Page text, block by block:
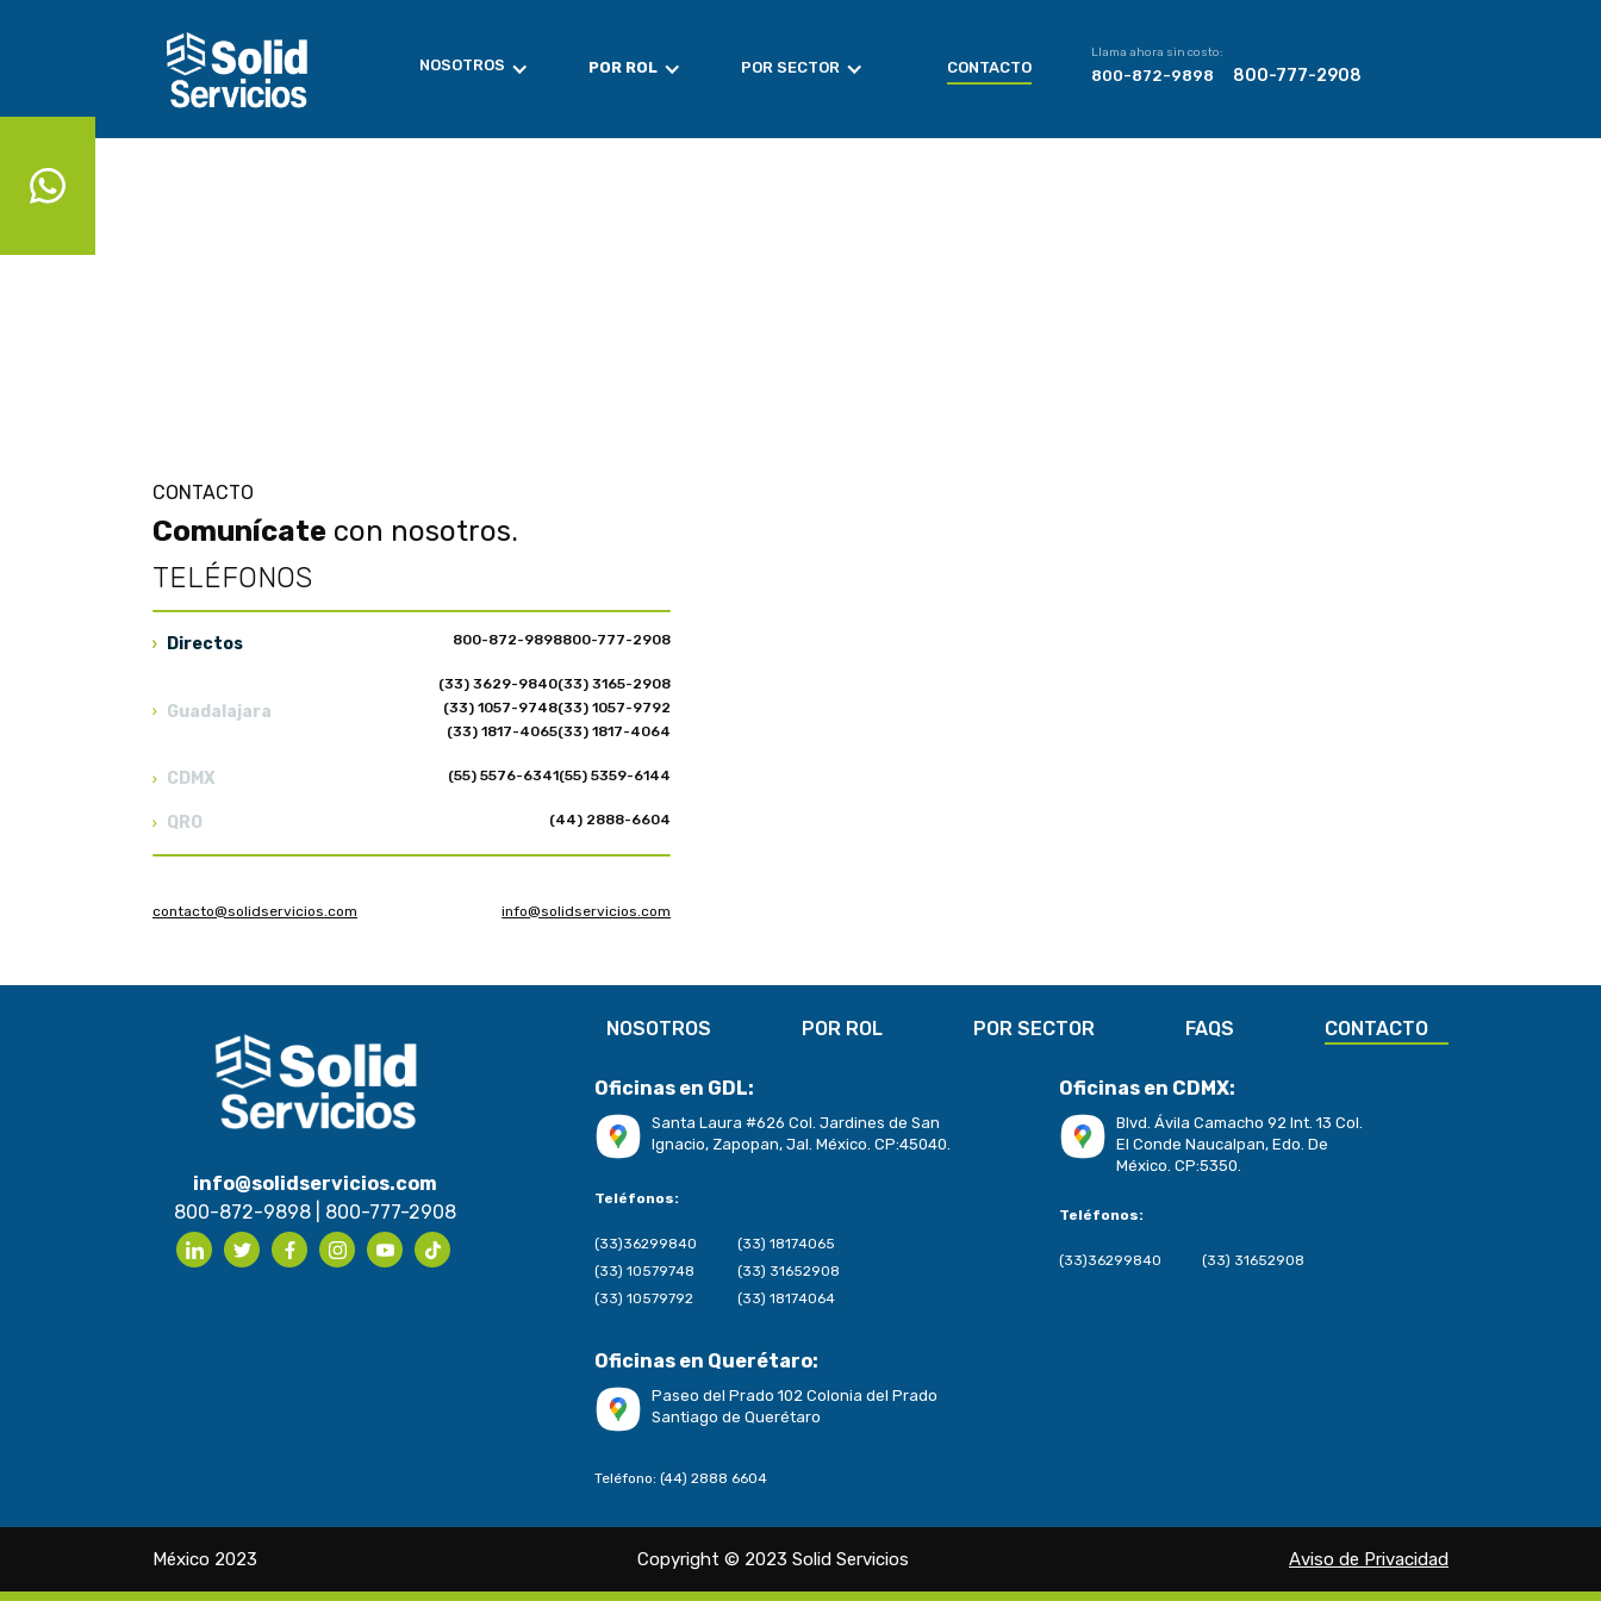
NOSOTROS POR ROL POR SECTOR CONTACTO
Llama ahora sin costo:
800-872-9898 800-777-2908
CONTACTO
Comunícate con nosotros.
TELÉFONOS
Directos 800-872-9898800-777-2908
Guadalajara
(33) 3629-9840(33) 3165-2908
(33) 1057-9748(33) 1057-9792
(33) 1817-4065(33) 1817-4064
CDMX (55) 5576-6341(55) 5359-6144
QRO (44) 2888-6604
contacto@solidservicios.com info@solidservicios.com
info@solidservicios.com
800-872-9898
800-777-2908
NOSOTROS POR ROL POR SECTOR FAQS CONTACTO
Oficinas en GDL:
Santa Laura #626 Col. Jardines de San
Ignacio, Zapopan, Jal. México. CP:45040.
Teléfonos:
(33)36299840
(33) 10579748
(33) 10579792
(33) 18174065
(33) 31652908
(33) 18174064
Oficinas en CDMX:
Blvd. Ávila Camacho 92 Int. 13 Col.
El Conde Naucalpan, Edo. De
México. CP:5350.
Teléfonos:
(33)36299840 (33) 31652908
Oficinas en Querétaro:
Paseo del Prado 102 Colonia del Prado
Santiago de Querétaro
Teléfono: (44) 2888 6604
México 2023 Copyright © 2023 Solid Servicios Aviso de Privacidad